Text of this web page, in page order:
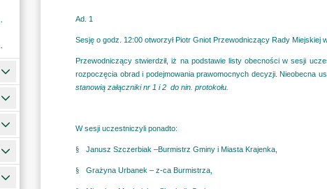
2006-2010
2002-2006